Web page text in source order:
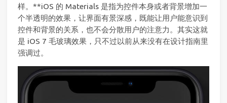
样。**iOS 的 Materials 是指为控件本身或者背景增加一
个半透明的效果，让界面有景深感，既能让用户能意识到
控件和背景的关系，也不会分散用户的注意力。其实这就
是 iOS 7 毛玻璃效果，只不过以前从来没有在设计指南里
强调过。